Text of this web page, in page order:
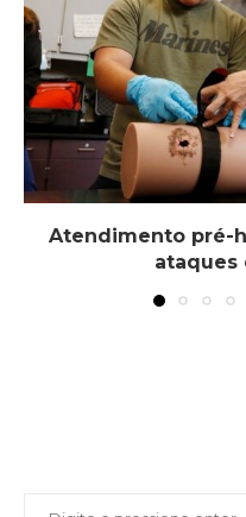
Atendimento pré-
ataques